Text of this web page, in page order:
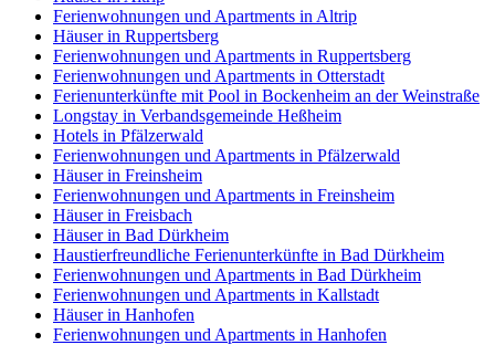
Ferienwohnungen und Apartments in Altrip
Häuser in Ruppertsberg
Ferienwohnungen und Apartments in Ruppertsberg
Ferienwohnungen und Apartments in Otterstadt
Ferienunterkünfte mit Pool in Bockenheim an der Weinstraße
Longstay in Verbandsgemeinde Heßheim
Hotels in Pfälzerwald
Ferienwohnungen und Apartments in Pfälzerwald
Häuser in Freinsheim
Ferienwohnungen und Apartments in Freinsheim
Häuser in Freisbach
Häuser in Bad Dürkheim
Haustierfreundliche Ferienunterkünfte in Bad Dürkheim
Ferienwohnungen und Apartments in Bad Dürkheim
Ferienwohnungen und Apartments in Kallstadt
Häuser in Hanhofen
Ferienwohnungen und Apartments in Hanhofen